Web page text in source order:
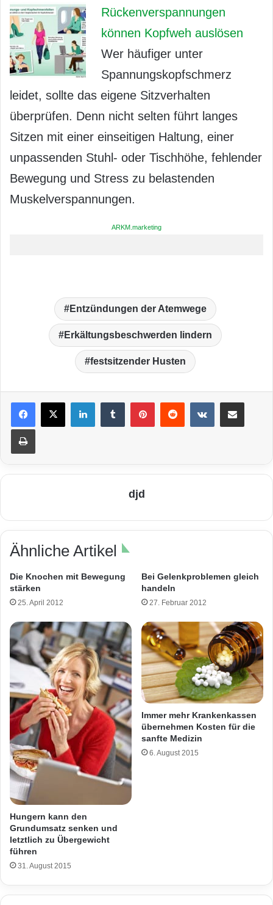
Rückenverspannungen
können Kopfweh auslösen
Wer häufiger unter
Spannungskopfschmerz
leidet, sollte das eigene Sitzverhalten
überprüfen. Denn nicht selten führt langes
Sitzen mit einer einseitigen Haltung, einer
unpassenden Stuhl- oder Tischhöhe, fehlender
Bewegung und Stress zu belastenden
Muskelverspannungen.
ARKM.marketing
Entzündungen der Atemwege
Erkältungsbeschwerden lindern
festsitzender Husten
LinkedIn VKontakte
Drucken
djd
Ähnliche Artikel
Die Knochen mit Bewegung
stärken
25. April 2012
Bei Gelenkproblemen gleich
handeln
27. Februar 2012
Hungern kann den
Grundumsatz senken und
letztlich zu Übergewicht
führen
31. August 2015
Immer mehr Krankenkassen
übernehmen Kosten für die
sanfte Medizin
6. August 2015